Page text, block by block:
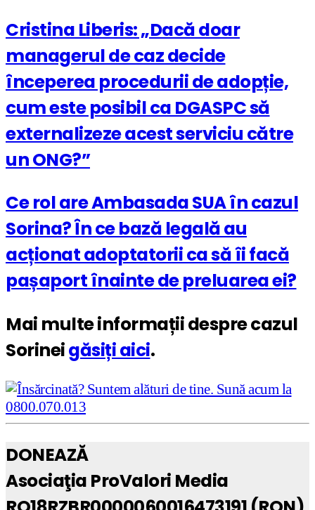
Cristina Liberis: „Dacă doar
managerul de caz decide
începerea procedurii de adopție,
cum este posibil ca DGASPC să
externalizeze acest serviciu către
un ONG?”
Ce rol are Ambasada SUA în cazul
Sorina? În ce bază legală au
acționat adoptatorii ca să îi facă
pașaport înainte de preluarea ei?
Mai multe informații despre cazul
Sorineigăsiți aici.
DONEAZĂ
Asociaţia ProValori Media